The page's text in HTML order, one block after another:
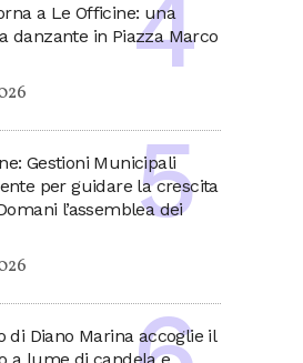
a Le Officine: una
danzante in Piazza Marco
Gestioni Municipali
per guidare la crescita
l’assemblea dei
di Diano Marina accoglie il